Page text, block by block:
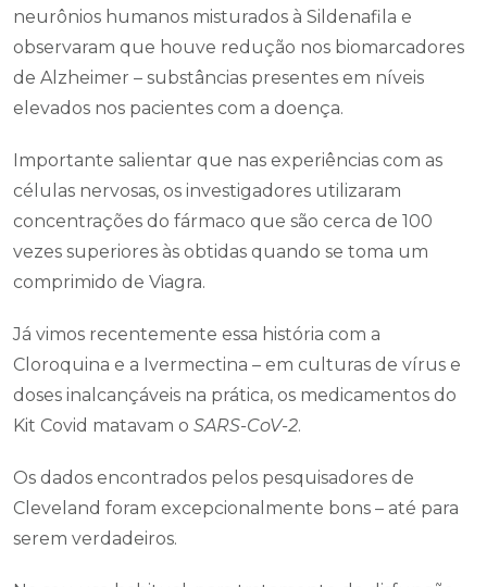
neurônios humanos misturados à Sildenafila e
observaram que houve redução nos biomarcadores
de Alzheimer – substâncias presentes em níveis
elevados nos pacientes com a doença.
Importante salientar que nas experiências com as
células nervosas, os investigadores utilizaram
concentrações do fármaco que são cerca de 100
vezes superiores às obtidas quando se toma um
comprimido de Viagra.
Já vimos recentemente essa história com a
Cloroquina e a Ivermectina – em culturas de vírus e
doses inalcançáveis na prática, os medicamentos do
Kit Covid matavam o SARS-CoV-2.
Os dados encontrados pelos pesquisadores de
Cleveland foram excepcionalmente bons – até para
serem verdadeiros.